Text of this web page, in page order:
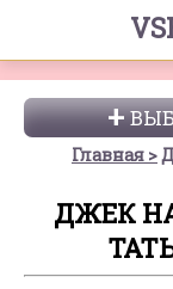
Главная
ДЖЕК